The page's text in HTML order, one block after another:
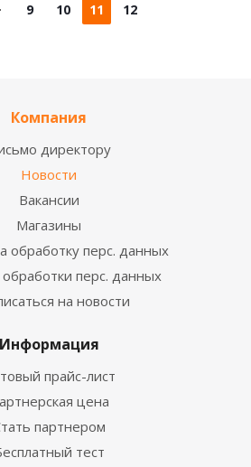
9 10 11 12
Компания
директору
Новости
Вакансии
Магазины
обработку перс. данных
перс. данных
на новости
Информация
прайс-лист
цена
партнером
тест